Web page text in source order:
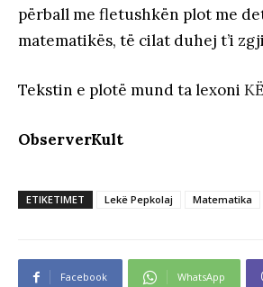
përball me fletushkën plot me
matematikës, të cilat duhej t’i
Tekstin e plotë mund ta lexoni
ObserverKult
ETIKETIMET Lekë Pepkolaj Matematika
Facebook WhatsApp